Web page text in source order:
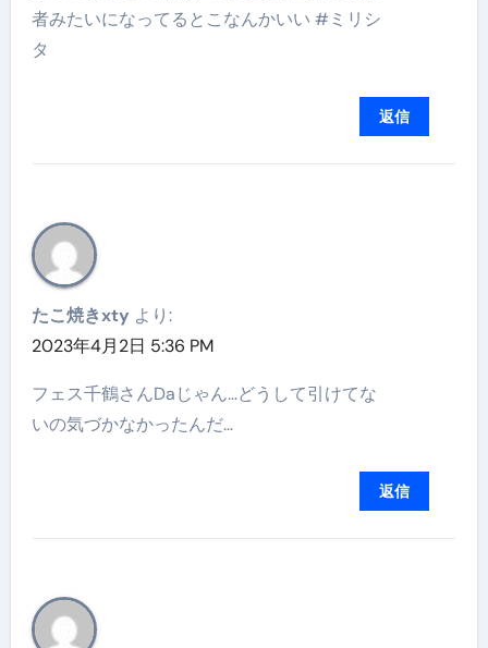
者みたいになってるとこなんかいい #ミリシ
タ
返信
たこ焼きxty より:
2023年4月2日 5:36 PM
フェス千鶴さんDaじゃん…どうして引けてな
いの気づかなかったんだ…
返信